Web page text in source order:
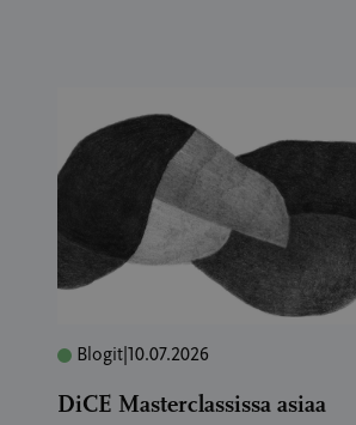
Blogit 10.07.2026
DiCE Masterclassissa asiaa